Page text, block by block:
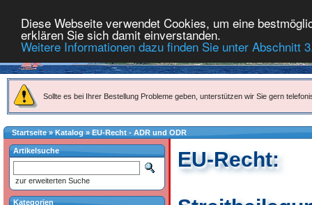
Diese Webseite verwendet Cookies, um eine
erklären Sie sich damit einverstanden.
Weitere Informationen dazu finden Sie unter Abschnitt
Sollte es bei Ihrer Bestellung Probleme geben, unterstützen wir Sie gern
Startseite»Katalog » EU-Recht - ADR und ODR
EU-Recht:
Artikelsuche
zur erweiterten Suche
Kategorien